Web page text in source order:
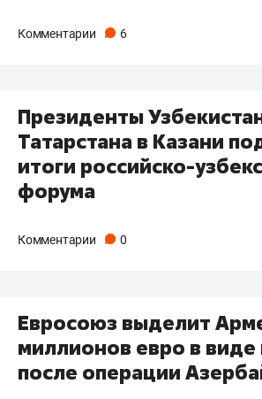
Комментарии 6
Президенты
Татарстана в Казани
итоги российско-
форума
Комментарии 0
Евросоюз выделит
миллионов евро в
после операции